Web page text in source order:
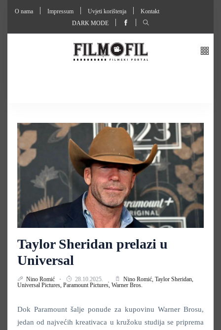
O nama Impressum Uvjeti korištenja
Kontakt
DARK MODE
Taylor Sheridan prelazi u
Universal
Nino Romić 28.10.2025. Nino Romić, Taylor Sheridan,
Universal Pictures, Paramount Pictures, Warner Bros.
Dok Paramount šalje ponude za kupovinu Warner Brosu,
jedan od najvećih kreativaca u kružoku studija se priprema